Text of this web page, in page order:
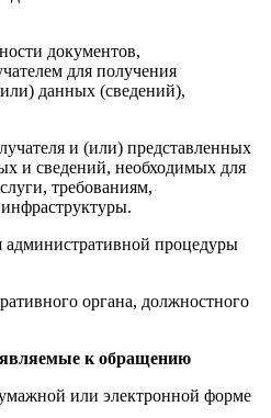
документов,
для получения
данных (сведений),
и (или) представленных
и сведений, необходимых для
требованиям,
административной процедуры
органа, должностного
к обращению
или электронной форме